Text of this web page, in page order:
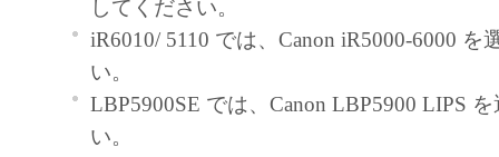
use ("use" as used herein shall include storing,
accessing, executing or displaying) the
with Products only on computers directly or
connected to the Products (the "Designated
You may allow other users of other computers
してください。
iR6010/ 5110 では、Canon iR5000-6000 を
い。
LBP5900SE では、Canon LBP5900 LIPS
い。